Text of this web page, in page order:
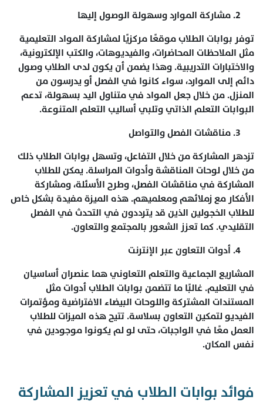
مشاركة الموارد وسهولة الوصول إليها
توفر بوابات الطلاب موقعًا مركزيًا لمشاركة المواد التعليمية
مثل الملاحظات المحاضرات، والفيديوهات، والكتب الإلكترونية،
والاختبارات التدريبية. وهذا يضمن أن يكون لدى الطلاب وصول
دائم إلى الموارد، سواء كانوا في الفصل أو يدرسون من
المنزل. من خلال جعل المواد في متناول اليد بسهولة، تدعم
البوابات التعلم الذاتي وتلبي أساليب التعلم المتنوعة.
مناقشات الفصل والتواصل
تزدهر المشاركة من خلال التفاعل، وتسهل بوابات الطلاب ذلك
من خلال لوحات المناقشة وأدوات المراسلة. يمكن للطلاب
المشاركة في مناقشات الفصل، وطرح الأسئلة، ومشاركة
الأفكار مع زملائهم ومعلميهم. هذه الميزة مفيدة بشكل خاص
للطلاب الخجولين الذين قد يترددون في التحدث في الفصل
التقليدي. كما تعزز الشعور بالمجتمع والتعاون.
أدوات التعاون عبر الإنترنت
المشاريع الجماعية والتعلم التعاوني هما عنصران أساسيان
في التعليم. غالبًا ما تتضمن بوابات الطلاب أدوات مثل
المستندات المشتركة واللوحات البيضاء الافتراضية ومؤتمرات
الفيديو لتمكين التعاون بسلاسة. تتيح هذه الميزات للطلاب
العمل معًا في الواجبات، حتى لو لم يكونوا موجودين في
نفس المكان.
فوائد بوابات الطلاب في تعزيز المشاركة